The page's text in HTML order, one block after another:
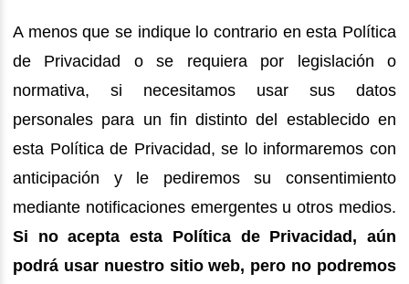
A menos que se indique lo contrario en esta Política
de Privacidad o se requiera por legislación o
normativa, si necesitamos usar sus datos
personales para un fin distinto del establecido en
esta Política de Privacidad, se lo informaremos con
anticipación y le pediremos su consentimiento
mediante notificaciones emergentes u otros medios.
Si no acepta esta Política de Privacidad, aún
podrá usar nuestro sitio web, pero no podremos